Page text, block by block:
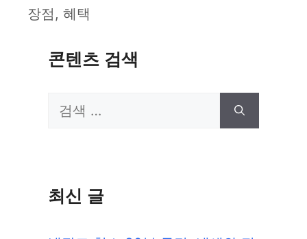
장점, 혜택
콘텐츠 검색
검
최신 글